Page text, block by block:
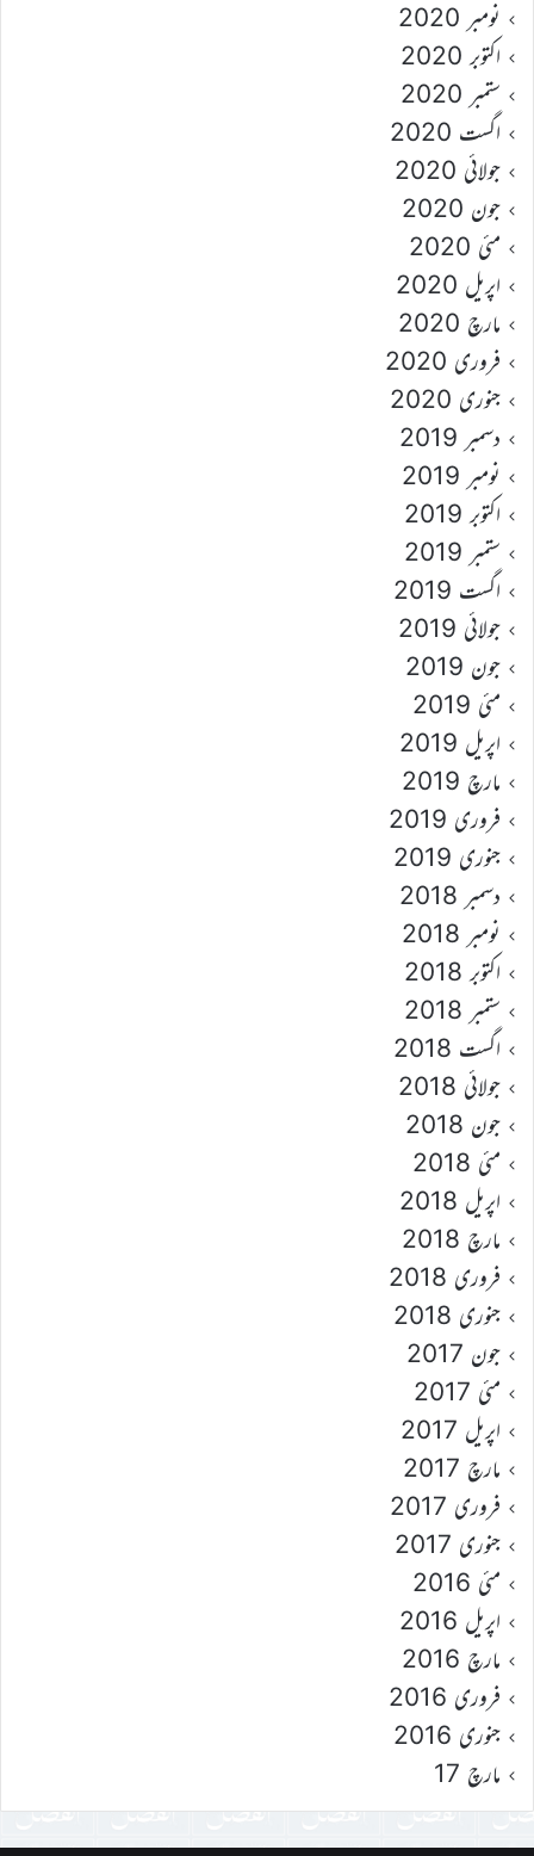
نومبر 2020
اکتوبر 2020
ستمبر 2020
اگست 2020
جولائی 2020
جون 2020
مئی 2020
اپریل 2020
مارچ 2020
فروری 2020
جنوری 2020
دسمبر 2019
نومبر 2019
اکتوبر 2019
ستمبر 2019
اگست 2019
جولائی 2019
جون 2019
مئی 2019
اپریل 2019
مارچ 2019
فروری 2019
جنوری 2019
دسمبر 2018
نومبر 2018
اکتوبر 2018
ستمبر 2018
اگست 2018
جولائی 2018
جون 2018
مئی 2018
اپریل 2018
مارچ 2018
فروری 2018
جنوری 2018
جون 2017
مئی 2017
اپریل 2017
مارچ 2017
فروری 2017
جنوری 2017
مئی 2016
اپریل 2016
مارچ 2016
فروری 2016
جنوری 2016
مارچ 17